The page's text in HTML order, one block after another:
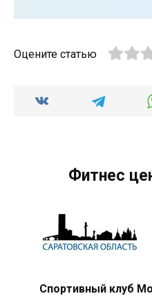
Оцените статью
Фитнес
Спортивный клуб